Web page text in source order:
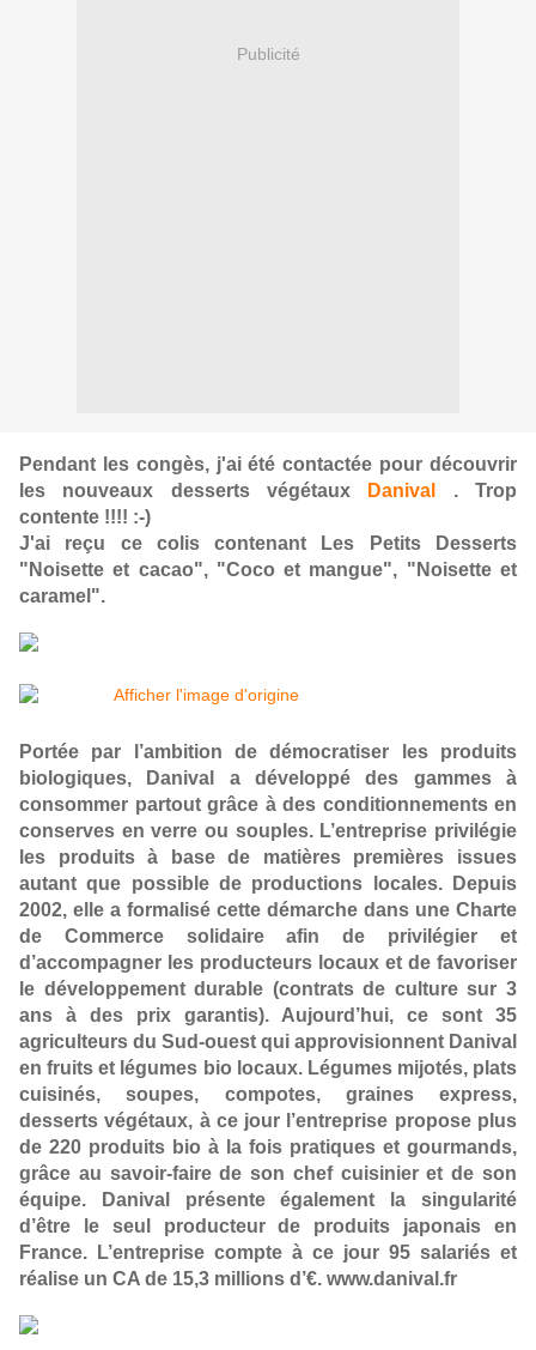
Publicité
Pendant les congès, j'ai été contactée pour découvrir
les nouveaux desserts végétaux
Danival
. Trop
contente !!!! :-)
J'ai reçu ce colis contenant Les Petits Desserts
"Noisette et cacao", "Coco et mangue", "Noisette et
caramel".
Portée par l’ambition de démocratiser les produits
biologiques, Danival a développé des gammes à
consommer partout grâce à des conditionnements en
conserves en verre ou souples. L’entreprise privilégie
les produits à base de matières premières issues
autant que possible de productions locales. Depuis
2002, elle a formalisé cette démarche dans une Charte
de Commerce solidaire afin de privilégier et
d’accompagner les producteurs locaux et de favoriser
le développement durable (contrats de culture sur 3
ans à des prix garantis). Aujourd’hui, ce sont 35
agriculteurs du Sud-ouest qui approvisionnent Danival
en fruits et légumes bio locaux. Légumes mijotés, plats
cuisinés, soupes, compotes, graines express,
desserts végétaux, à ce jour l’entreprise propose plus
de 220 produits bio à la fois pratiques et gourmands,
grâce au savoir-faire de son chef cuisinier et de son
équipe. Danival présente également la singularité
d’être le seul producteur de produits japonais en
France. L’entreprise compte à ce jour 95 salariés et
réalise un CA de 15,3 millions d’€. www.danival.fr